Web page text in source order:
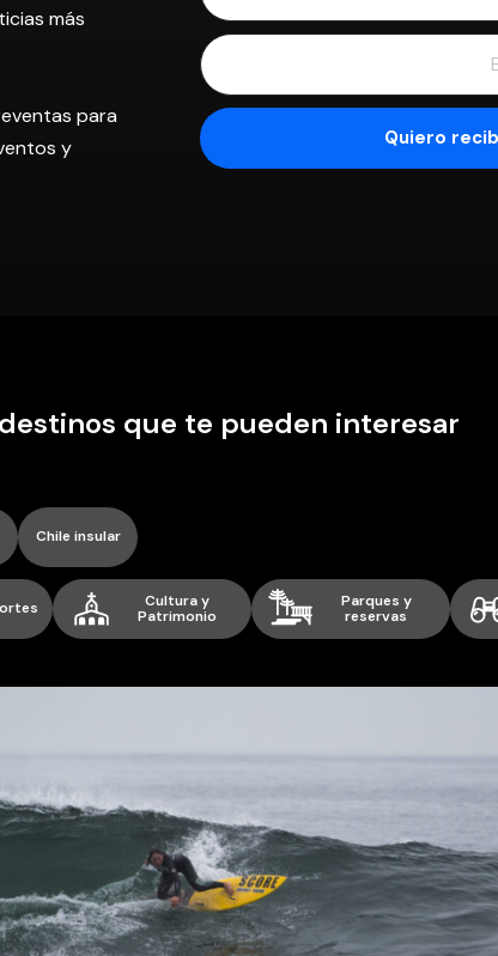
más
para
y
destinos que te pueden interesar
Chile insular
Cultura y
Patrimonio
Parques y
reservas